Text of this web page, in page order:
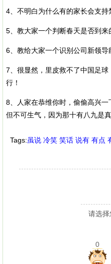
4、不明白为什么有的家长会支
5、教大家一个判断春天是否到
6、教给大家一个识别公司新领
7、很显然，里皮救不了中国足
行！
8、人家在恭维你时，偷偷高兴
但不可生气，因为那十有八九是真
Tags:虽说 冷笑 笑话 说有 有点
请选
0